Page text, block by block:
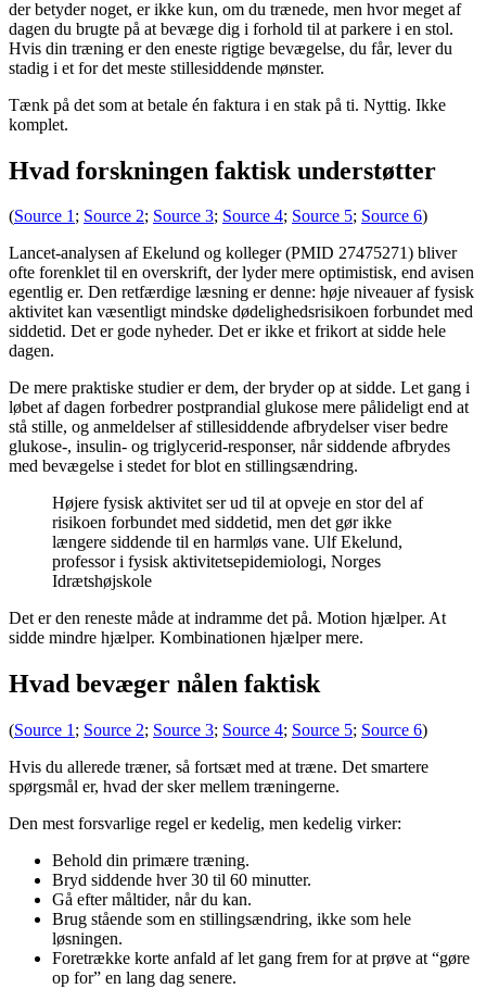
der betyder noget, er ikke kun, om du trænede, men hvor meget af
dagen du brugte på at bevæge dig i forhold til at parkere i en stol.
Hvis din træning er den eneste rigtige bevægelse, du får, lever du
stadig i et for det meste stillesiddende mønster.
Tænk på det som at betale én faktura i en stak på ti. Nyttig. Ikke
komplet.
Hvad forskningen faktisk understøtter
(Source 1; Source 2; Source 3; Source 4; Source 5; Source 6)
Lancet-analysen af Ekelund og kolleger (PMID 27475271) bliver
ofte forenklet til en overskrift, der lyder mere optimistisk, end avisen
egentlig er. Den retfærdige læsning er denne: høje niveauer af fysisk
aktivitet kan væsentligt mindske dødelighedsrisikoen forbundet med
siddetid. Det er gode nyheder. Det er ikke et frikort at sidde hele
dagen.
De mere praktiske studier er dem, der bryder op at sidde. Let gang i
løbet af dagen forbedrer postprandial glukose mere pålideligt end at
stå stille, og anmeldelser af stillesiddende afbrydelser viser bedre
glukose-, insulin- og triglycerid-responser, når siddende afbrydes
med bevægelse i stedet for blot en stillingsændring.
Højere fysisk aktivitet ser ud til at opveje en stor del af
risikoen forbundet med siddetid, men det gør ikke
længere siddende til en harmløs vane. Ulf Ekelund,
professor i fysisk aktivitetsepidemiologi, Norges
Idrætshøjskole
Det er den reneste måde at indramme det på. Motion hjælper. At
sidde mindre hjælper. Kombinationen hjælper mere.
Hvad bevæger nålen faktisk
(Source 1 ; Source 2; Source 3; Source 4; Source 5; Source 6)
Hvis du allerede træner, så fortsæt med at træne. Det smartere
spørgsmål er, hvad der sker mellem træningerne.
Den mest forsvarlige regel er kedelig, men kedelig virker:
Behold din primære træning.
Bryd siddende hver 30 til 60 minutter.
Gå efter måltider, når du kan.
Brug stående som en stillingsændring, ikke som hele
løsningen.
Foretrække korte anfald af let gang frem for at prøve at “gøre
op for” en lang dag senere.